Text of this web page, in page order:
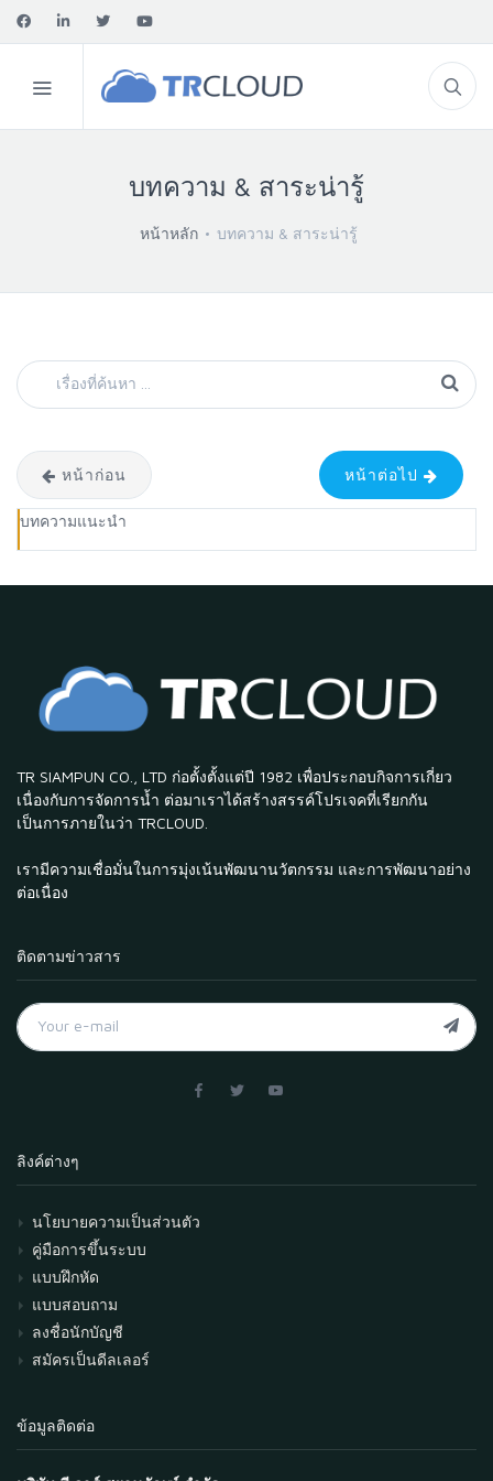
บทความ & สาระน่ารู้
หน้าหลัก บทความ & สาระน่ารู้
หน้าก่อน หน้าต่อไป
บทความแนะนำ
TR SIAMPUN CO., LTD ก่อตั้งตั้งแต่ปี 1982 เพื่อประกอบกิจการเกี่ยว
เนื่องกับการจัดการน้ำ ต่อมาเราได้สร้างสรรค์โปรเจคที่เรียกกัน
เป็นการภายในว่า TRCLOUD.
เรามีความเชื่อมั่นในการมุ่งเน้นพัฒนานวัตกรรม และการพัฒนาอย่าง
ต่อเนื่อง
ติดตามข่าวสาร
ลิงค์ต่างๆ
นโยบายความเป็นส่วนตัว
คู่มือการขึ้นระบบ
แบบฝึกหัด
แบบสอบถาม
ลงชื่อนักบัญชี
สมัครเป็นดีลเลอร์
ข้อมูลติดต่อ